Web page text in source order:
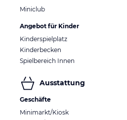
Miniclub
Angebot für Kinder
Kinderspielplatz
Kinderbecken
Spielbereich Innen
Ausstattung
Geschäfte
Minimarkt/Kiosk